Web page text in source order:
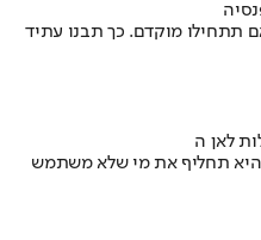
תתחילו מוקדם. כך תבנו עתיד
היא תחליף את מי שלא משתמש